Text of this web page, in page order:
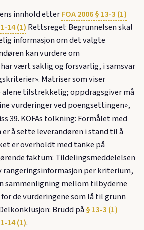
innhold etterFOA 2006 § 13-3 (1)
14 (1) Rettsregel: Begrunnelsen skal
informasjon om det valgte
kan vurdere om
vært saklig og forsvarlig, i samsvar
Matriser som viser
tilstrekkelig; oppdragsgiver må
vurderinger ved poengsettingen»,
39. KOFAs tolkning: Formålet med
å sette leverandøren i stand til å
er overholdt med tanke på
faktum: Tildelingsmeddelelsen
per kriterium,
sammenligning mellom tilbyderne
de vurderingene som lå til grunn
Brudd på§ 13-3 (1)
14 (1).